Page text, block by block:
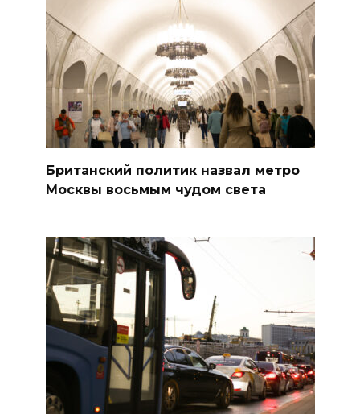
Британский политик назвал метро
Москвы восьмым чудом света